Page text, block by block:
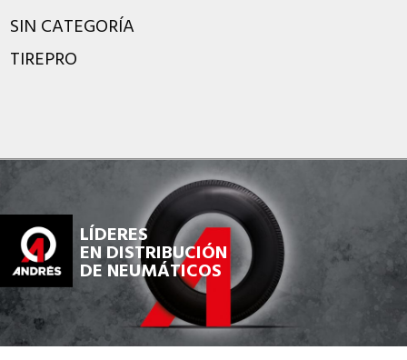
SIN CATEGORÍA
TIREPRO
LÍDERES
EN DISTRIBUCIÓN
DE NEUMÁTICOS